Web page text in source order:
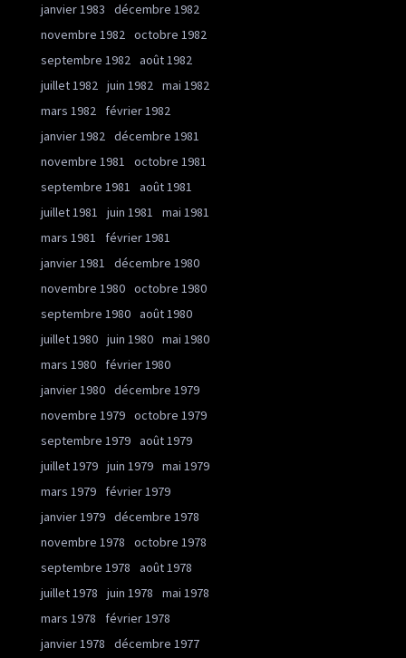
janvier 1983
décembre 1982
novembre 1982 octobre 1982
septembre 1982 août 1982
juillet 1982 juin 1982 mai 1982
mars 1982
février 1982
janvier 1982 décembre 1981
novembre 1981
octobre 1981
septembre 1981
août 1981
juillet 1981
juin 1981
mai 1981
mars 1981
février 1981
janvier 1981
décembre 1980
novembre 1980 octobre 1980
septembre 1980 août 1980
juillet 1980 juin 1980 mai 1980
mars 1980
février 1980
janvier 1980 décembre 1979
novembre 1979 octobre 1979
septembre 1979 août 1979
juillet 1979 juin 1979 mai 1979
mars 1979
février 1979
janvier 1979 décembre 1978
novembre 1978
octobre 1978
septembre 1978
août 1978
juillet 1978
juin 1978
mai 1978
mars 1978
février 1978
janvier 1978
décembre 1977